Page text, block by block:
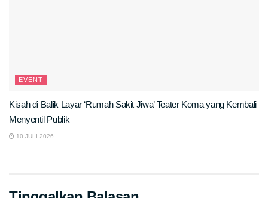
EVENT
Kisah di Balik Layar ‘Rumah Sakit Jiwa’ Teater Koma yang Kembali
Menyentil Publik
10 JULI 2026